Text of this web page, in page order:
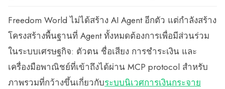
Freedom World ไม่ได้สร้าง AI Agent อีกตัว แต่กำลังสร้าง
โครงสร้างพื้นฐานที่ Agent ทั้งหมดต้องการเพื่อมีส่วนร่วม
ในระบบเศรษฐกิจ: ตัวตน ชื่อเสียง การชำระเงิน และ
เครื่องมือพาณิชย์ที่เข้าถึงได้ผ่าน MCP protocol สำหรับ
ภาพรวมที่กว้างขึ้นเกี่ยวกับระบบนิเวศการเงินกระจาย